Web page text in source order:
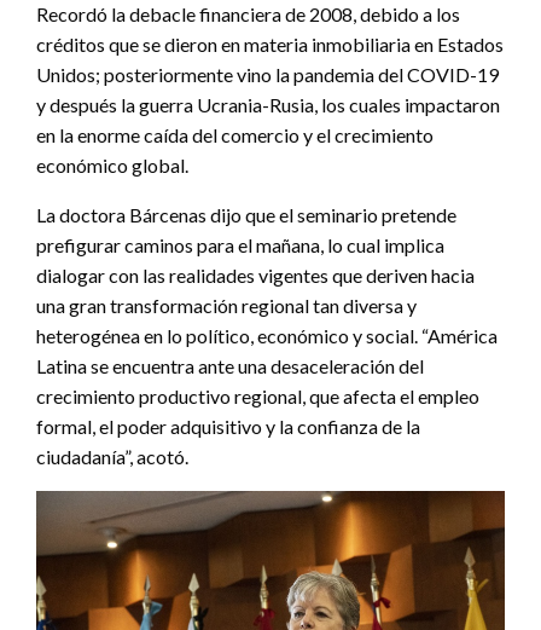
Recordó la debacle financiera de 2008, debido a los
créditos que se dieron en materia inmobiliaria en Estados
Unidos; posteriormente vino la pandemia del COVID-19
y después la guerra Ucrania-Rusia, los cuales impactaron
en la enorme caída del comercio y el crecimiento
económico global.
La doctora Bárcenas dijo que el seminario pretende
prefigurar caminos para el mañana, lo cual implica
dialogar con las realidades vigentes que deriven hacia
una gran transformación regional tan diversa y
heterogénea en lo político, económico y social. “América
Latina se encuentra ante una desaceleración del
crecimiento productivo regional, que afecta el empleo
formal, el poder adquisitivo y la confianza de la
ciudadanía”, acotó.